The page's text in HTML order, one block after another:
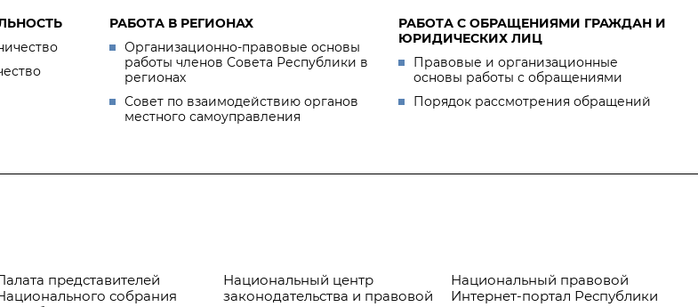
РАБОТА В РЕГИОНАХ
Организационно-правовые основы
работы членов Совета Республики в
регионах
Совет по взаимодействию органов
местного самоуправления
РАБОТА С ОБРАЩЕНИЯМИ ГРАЖДАН И
ЮРИДИЧЕСКИХ ЛИЦ
Правовые и организационные
основы работы с обращениями
Порядок рассмотрения обращений
представителей
собрания
Национальный центр
законодательства и правовой
Национальный правовой
Интернет-портал Республики